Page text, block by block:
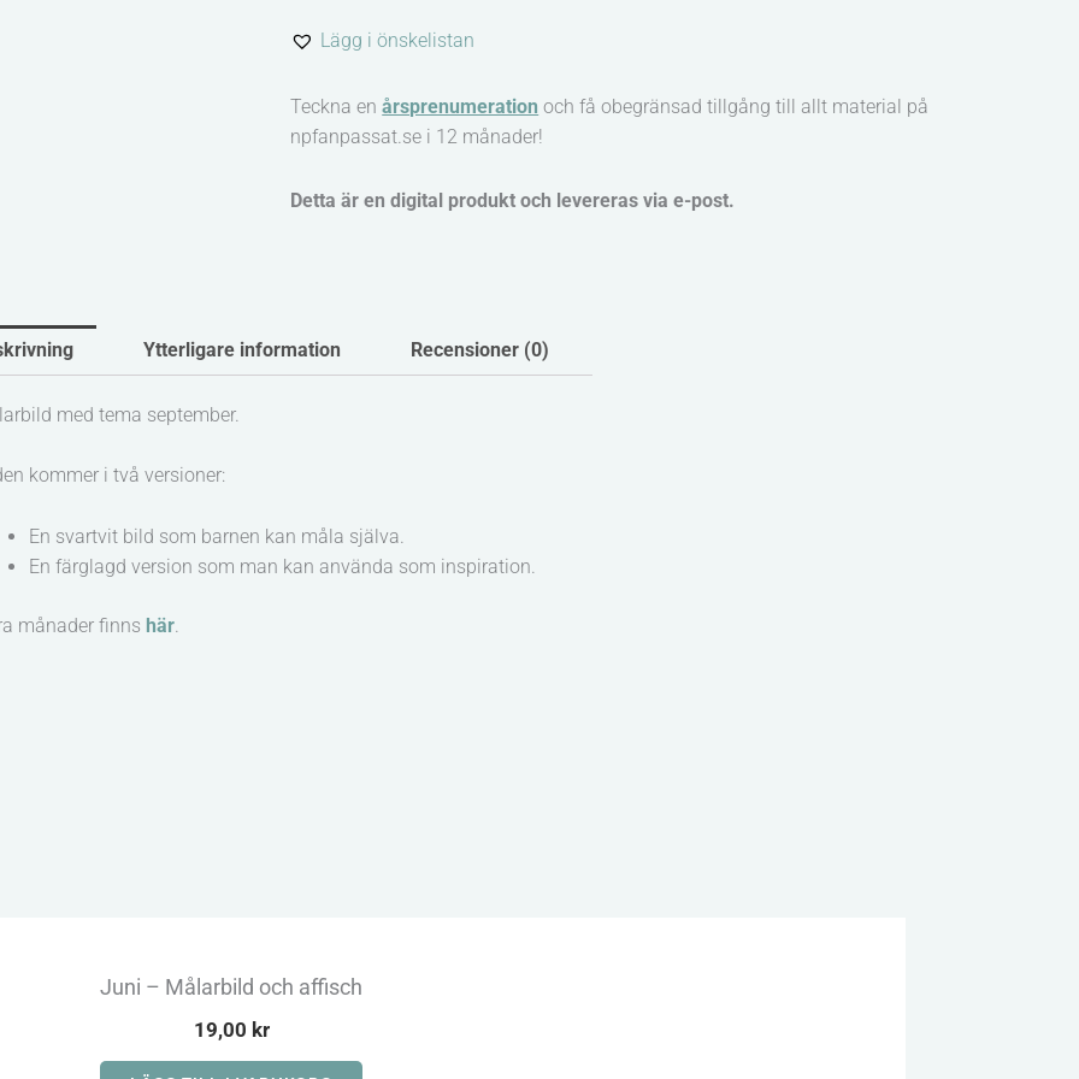
och
mängd
Lägg i önskelistan
Teckna enårsprenumeration och få obegränsad tillgång till allt material på
npfanpassat.se i 12 månader!
Detta är en digital produkt och levereras via e-post.
Ytterligare information Recensioner (0)
med tema september.
kommer i två versioner:
En svartvit bild som barnen kan måla själva.
En färglagd version som man kan använda som inspiration.
månader finns här.
Juni – Målarbild och affisch
19,00 kr